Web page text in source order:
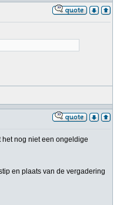
nog niet een ongeldige
en plaats van de vergadering